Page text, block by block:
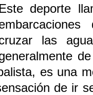
Este deporte
las
es una
de ir